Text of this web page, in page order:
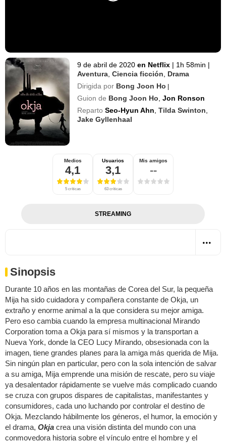
9 de abril de 2020 en Netflix | 1h 58min |
Aventura ,Ciencia ficción
Drama
Dirigida por Bong Joon Ho |
Guion de Bong Joon Ho ,Jon Ronson
Reparto Seo-Hyun Ahn ,Tilda Swinton
Jake Gyllenhaal
Medios
4,1
5 críticas
Usuarios
3,1
63 críticas
Mis amigos
--
STREAMING
Sinopsis
Durante 10 años en las montañas de Corea del Sur, la pequeña
Mija ha sido cuidadora y compañera constante de Okja, un
extraño y enorme animal a la que considera su mejor amiga.
Pero eso cambia cuando la empresa multinacional Mirando
Corporation toma a Okja para sí mismos y la transportan a
Nueva York, donde la CEO Lucy Mirando, obsesionada con la
imagen, tiene grandes planes para la amiga más querida de Mija.
Sin ningún plan en particular, pero con la sola intención de salvar
a su amiga, Mija emprende una misión de rescate, pero su viaje
ya desalentador rápidamente se vuelve más complicado cuando
se cruza con grupos dispares de capitalistas, manifestantes y
consumidores, cada uno luchando por controlar el destino de
Okja. Mezclando hábilmente los géneros, el humor, la emoción y
el drama, Okja crea una visión distinta del mundo con una
conmovedora historia sobre el vínculo entre el hombre y el